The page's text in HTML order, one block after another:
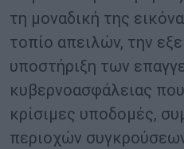
τη μοναδική της
τοπίο απειλών, την
υποστήριξη των
κυβερνοασφάλειας
κρίσιμες υποδομές,
περιοχών